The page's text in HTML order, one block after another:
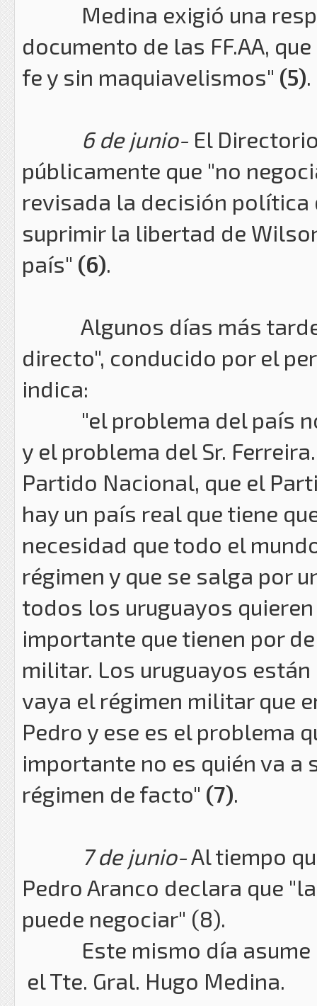
Medina exigió una
documento de las FF.AA,
fe y sin maquiavelismos" (5).
6 de junio- El
públicamente que "no
revisada la decisión
suprimir la libertad de
país" (6).
Algunos días más tarde,
directo", conducido por el
indica:
"el problema del país no
y el problema del Sr.
Partido Nacional, que el
hay un país real que tiene
necesidad que todo el
régimen y que se salga por
todos los uruguayos
importante que tienen por
militar. Los uruguayos
vaya el régimen militar que
Pedro y ese es el problema
importante no es quién va a
régimen de facto" (7).
7 de junio-Al tiempo
Pedro Aranco declara que
puede negociar" (8).
Este mismo día asume
el Tte. Gral. Hugo Medina.